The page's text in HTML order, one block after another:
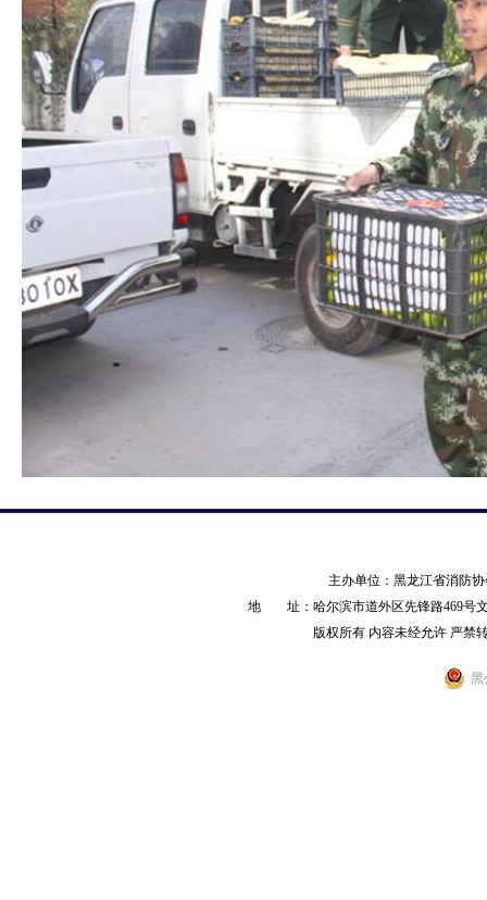
主办单位：黑龙江省消防
地 址：哈尔滨市道外区先锋路469号
版权所有 内容未经允许 严
黑